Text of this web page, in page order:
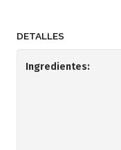
DETALLES
Ingredientes: